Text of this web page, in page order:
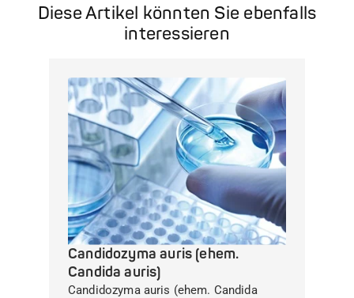
Diese Artikel könnten Sie ebenfalls
interessieren
Candidozyma auris (ehem.
Candida auris)
Candidozyma auris (ehem. Candida